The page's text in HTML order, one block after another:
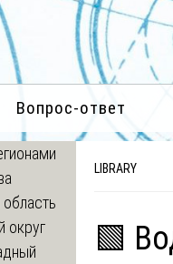
Вопрос-ответ
LIBRARY
🟩
округ